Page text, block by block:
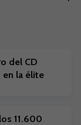
del CD
en la élite
11.600